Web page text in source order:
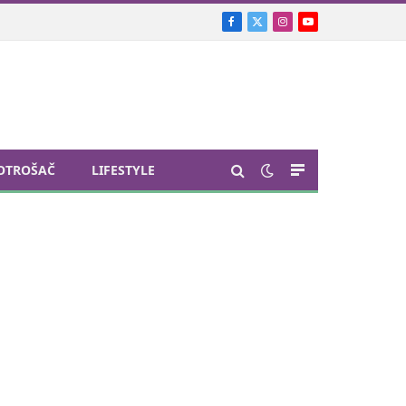
Facebook
X
Instagram
YouTube
LIFESTYLE